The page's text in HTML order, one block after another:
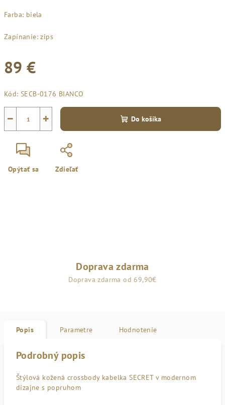
Farba: biela
Zapínanie: zips
89 €
cena:
Kód: SECB-0176 BIANCO
+
− Do košíka
Opýtať sa Zdieľať
Doprava zdarma
Doprava zdarma od 69,90€
Popis Parametre Hodnotenie
Podrobný popis
Štýlová kožená crossbody kabelka SECRET v modernom
dizajne s popruhom